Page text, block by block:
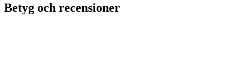
Betyg och recensioner